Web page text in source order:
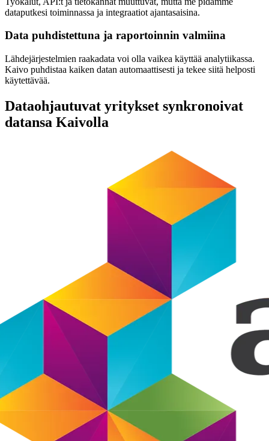
dataputkesi toiminnassa ja integraatiot ajantasaisina.
Data puhdistettuna ja raportoinnin valmiina
Lähdejärjestelmien raakadata voi olla vaikea käyttää analytiikassa.
Kaivo puhdistaa kaiken datan automaattisesti ja tekee siitä helposti
käytettävää.
Dataohjautuvat yritykset synkronoivat
datansa Kaivolla